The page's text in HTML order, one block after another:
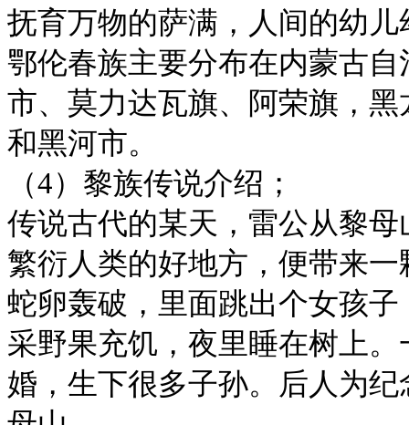
抚育万物的萨满，人间的幼
鄂伦春族主要分布在内蒙古
市、莫力达瓦旗、阿荣旗，
和黑河市。
（4）黎族传说介绍；
传说古代的某天，雷公从黎
繁衍人类的好地方，便带来
蛇卵轰破，里面跳出个女孩
采野果充饥，夜里睡在树上
婚，生下很多子孙。后人为